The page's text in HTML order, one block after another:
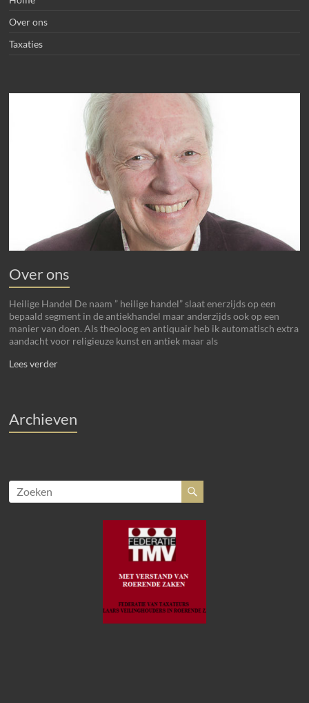
Over ons
Taxaties
Over ons
Heilige Handel De naam ” heilige handel” slaat enerzijds op een
bepaald segment in de antiekhandel maar anderzijds ook op een
manier van doen. Als theoloog en antiquair heb ik automatisch extra
aandacht voor religieuze kunst en antiek maar als
Lees verder
Archieven